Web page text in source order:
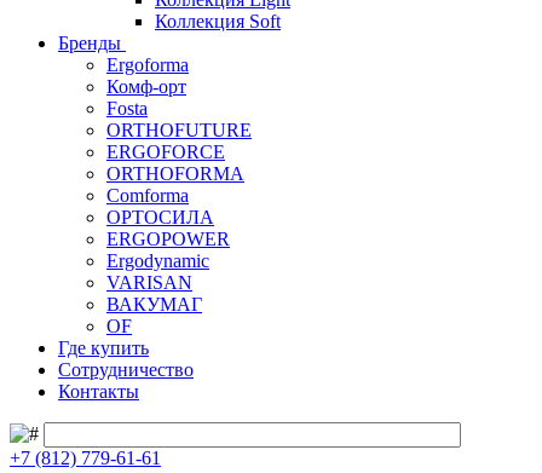
Коллекция Soft
Бренды
Ergoforma
Комф-орт
Fosta
ORTHOFUTURE
ERGOFORCE
ORTHOFORMA
Comforma
ОРТОСИЛА
ERGOPOWER
Ergodynamic
VARISAN
ВАКУМАГ
OF
Где купить
Сотрудничество
Контакты
+7 (812) 779-61-61